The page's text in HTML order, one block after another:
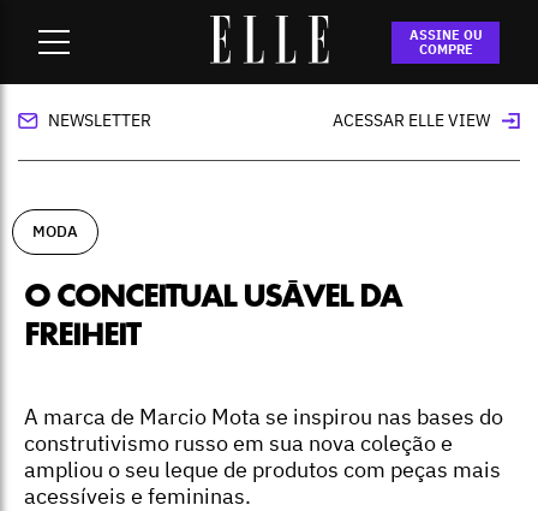
ASSINE OU
COMPRE
O conceitual usável da Freiheit
NEWSLETTER ACESSAR ELLE VIEW
MODA
O CONCEITUAL USÁVEL DA
FREIHEIT
A marca de Marcio Mota se inspirou nas bases do
construtivismo russo em sua nova coleção e
ampliou o seu leque de produtos com peças mais
acessíveis e femininas.